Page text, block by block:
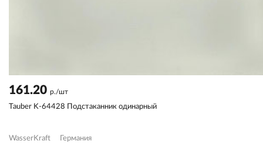
161.20 р./шт
Tauber K-64428 Подстаканник одинарный
WasserKraft Германия